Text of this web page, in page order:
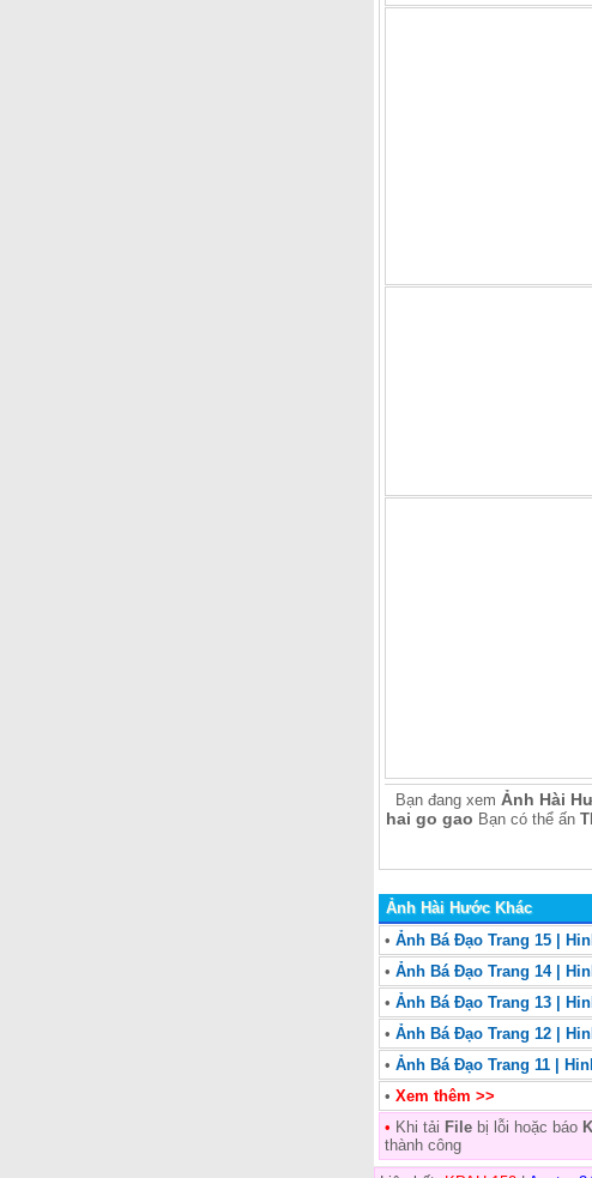
Bạn đang xem Ảnh Hài
hai go gao Bạn có thể ấn
Ảnh Hài Hước Khác
• Ảnh Bá Đạo Trang 15 |
• Ảnh Bá Đạo Trang 14 |
• Ảnh Bá Đạo Trang 13 |
• Ảnh Bá Đạo Trang 12 |
• Ảnh Bá Đạo Trang 11 |
• Xem thêm >>
• Khi tải File bị lỗi hoặc báo
thành công